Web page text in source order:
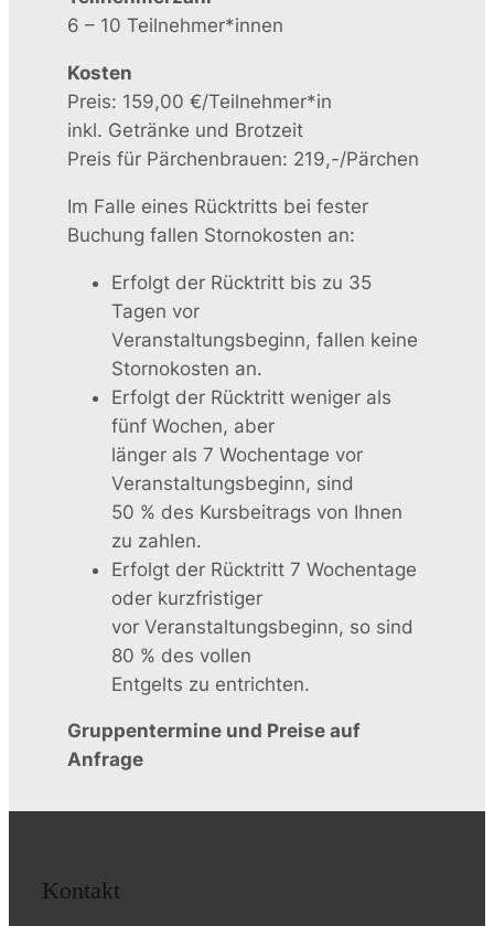
6 – 10 Teilnehmer*innen
Kosten
Preis: 159,00 €/Teilnehmer*in
inkl. Getränke und Brotzeit
Preis für Pärchenbrauen: 219,-/Pärchen
Im Falle eines Rücktritts bei fester
Buchung fallen Stornokosten an:
Erfolgt der Rücktritt bis zu 35
Tagen vor
Veranstaltungsbeginn, fallen keine
Stornokosten an.
Erfolgt der Rücktritt weniger als
fünf Wochen, aber
länger als 7 Wochentage vor
Veranstaltungsbeginn, sind
50 % des Kursbeitrags von Ihnen
zu zahlen.
Erfolgt der Rücktritt 7 Wochentage
oder kurzfristiger
vor Veranstaltungsbeginn, so sind
80 % des vollen
Entgelts zu entrichten.
Gruppentermine und Preise auf
Anfrage
Kontakt